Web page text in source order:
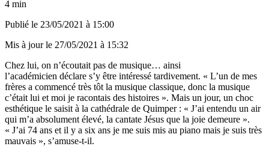
4 min
Publié le 23/05/2021 à 15:00
Mis à jour le 27/05/2021 à 15:32
Chez lui, on n’écoutait pas de musique… ainsi
l’académicien déclare s’y être intéressé tardivement. « L’un de mes
frères a commencé très tôt la musique classique, donc la musique
c’était lui et moi je racontais des histoires ». Mais un jour, un choc
esthétique le saisit à la cathédrale de Quimper : « J’ai entendu un air
qui m’a absolument élevé, la cantate Jésus que la joie demeure ».
« J’ai 74 ans et il y a six ans je me suis mis au piano mais je suis très
mauvais », s’amuse-t-il.